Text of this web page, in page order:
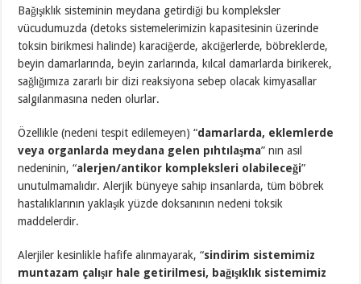
Bağışıklık sisteminin meydana getirdiği bu kompleksler
vücudumuzda (detoks sistemelerimizin kapasitesinin üzerinde
toksin birikmesi halinde) karaciğerde, akciğerlerde, böbreklerde,
beyin damarlarında, beyin zarlarında, kılcal damarlarda birikerek,
sağlığımıza zararlı bir dizi reaksiyona sebep olacak kimyasallar
salgılanmasına neden olurlar.
Özellikle (nedeni tespit edilemeyen) “damarlarda, eklemlerde
veya organlarda meydana gelen pıhtılaşma” nın asıl
nedeninin, “alerjen/antikor kompleksleri olabileceği”
unutulmamalıdır. Alerjik bünyeye sahip insanlarda, tüm böbrek
hastalıklarının yaklaşık yüzde doksanının nedeni toksik
maddelerdir.
Alerjiler kesinlikle hafife alınmayarak, “sindirim sistemimiz
muntazam çalışır hale getirilmesi, bağışıklık sistemimiz